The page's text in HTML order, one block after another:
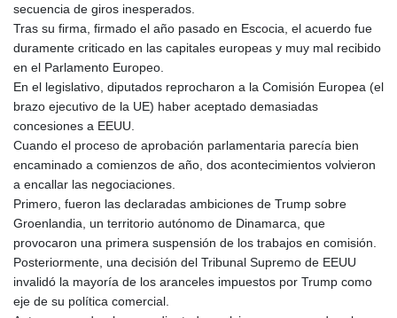
secuencia de giros inesperados.
Tras su firma, firmado el año pasado en Escocia, el acuerdo fue
duramente criticado en las capitales europeas y muy mal recibido
en el Parlamento Europeo.
En el legislativo, diputados reprocharon a la Comisión Europea (el
brazo ejecutivo de la UE) haber aceptado demasiadas
concesiones a EEUU.
Cuando el proceso de aprobación parlamentaria parecía bien
encaminado a comienzos de año, dos acontecimientos volvieron
a encallar las negociaciones.
Primero, fueron las declaradas ambiciones de Trump sobre
Groenlandia, un territorio autónomo de Dinamarca, que
provocaron una primera suspensión de los trabajos en comisión.
Posteriormente, una decisión del Tribunal Supremo de EEUU
invalidó la mayoría de los aranceles impuestos por Trump como
eje de su política comercial.